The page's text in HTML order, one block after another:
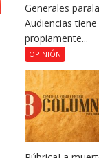
Generales
Audiencias
propiamente...
OPINIÓN